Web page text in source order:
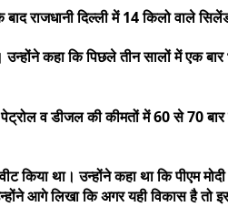
राजधानी दिल्ली में 14 किलो वाले
कहा कि पिछले तीन सालों में एक
व डीजल की कीमतों में 60 से 70
किया था। उन्होंने कहा था कि पीएम
आगे लिखा कि अगर यही विकास है